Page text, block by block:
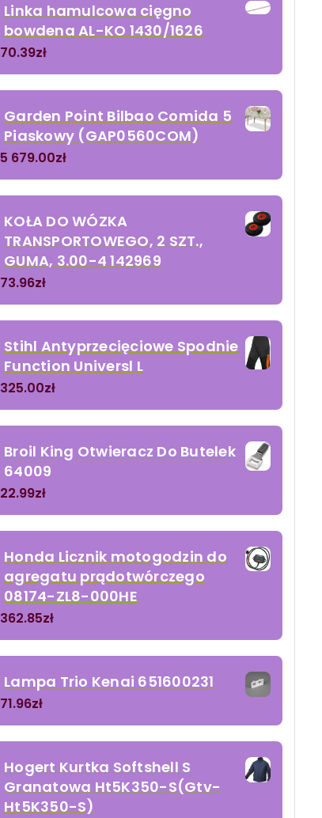
Linka hamulcowa cięgno
bowdena AL-KO 1430/1626
70.39zł
Garden Point Bilbao Comida 5
Piaskowy (GAP0560COM)
5 679.00zł
KOŁA DO WÓZKA
TRANSPORTOWEGO, 2 SZT.,
GUMA, 3.00-4 142969
73.96zł
Stihl Antyprzecięciowe Spodnie
Function Universl L
325.00zł
Broil King Otwieracz Do Butelek
64009
22.99zł
Honda Licznik motogodzin do
agregatu prądotwórczego
08174-ZL8-000HE
362.85zł
Lampa Trio Kenai 651600231
71.96zł
Hogert Kurtka Softshell S
Granatowa Ht5K350-S(Gtv-
Ht5K350-S)